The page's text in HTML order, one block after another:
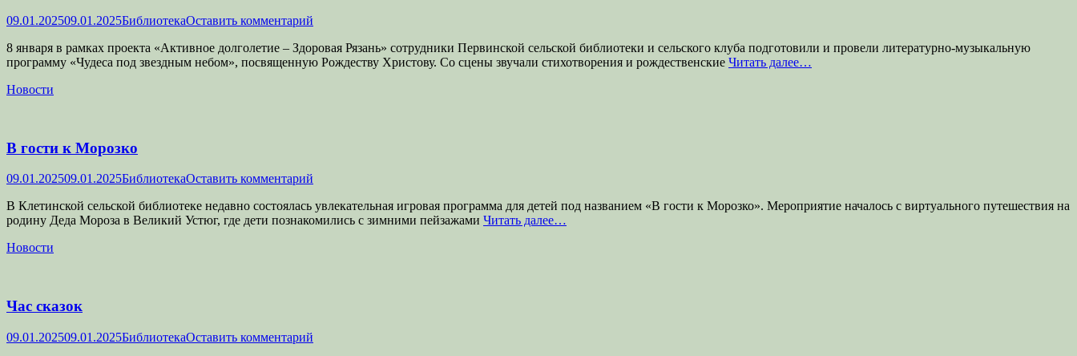
Опубликовано
09.01.202509.01.2025Автор
БиблиотекаОставить комментарий
8 января в рамках проекта «Активное долголетие – Здоровая Рязань» сотрудники Первинской сельской библиотеки и сельского клуба подготовили и провели литературно-музыкальную
программу «Чудеса под звездным небом», посвященную Рождеству Христову. Со сцены звучали стихотворения и рождественские Читать далее…
Категории
Новости
В гости к Морозко
Опубликовано
09.01.202509.01.2025Автор
БиблиотекаОставить комментарий
В Клетинской сельской библиотеке недавно состоялась увлекательная игровая программа для детей под названием «В гости к Морозко». Мероприятие началось с виртуального путешествия на
родину Деда Мороза в Великий Устюг, где дети познакомились с зимними пейзажами Читать далее…
Категории
Новости
Час сказок
Опубликовано
09.01.202509.01.2025Автор
БиблиотекаОставить комментарий